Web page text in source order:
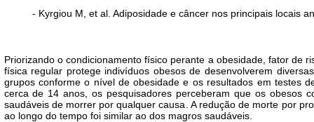
- Kyrgiou M, et al. Adiposidade e câncer nos principais locais
Priorizando o condicionamento físico perante a obesidade, fator de
física regular protege indivíduos obesos de desenvolverem
grupos conforme o nível de obesidade e os resultados em testes
cerca de 14 anos, os pesquisadores perceberam que os obesos
saudáveis de morrer por qualquer causa. A redução de morte por
ao longo do tempo foi similar ao dos magros saudáveis.